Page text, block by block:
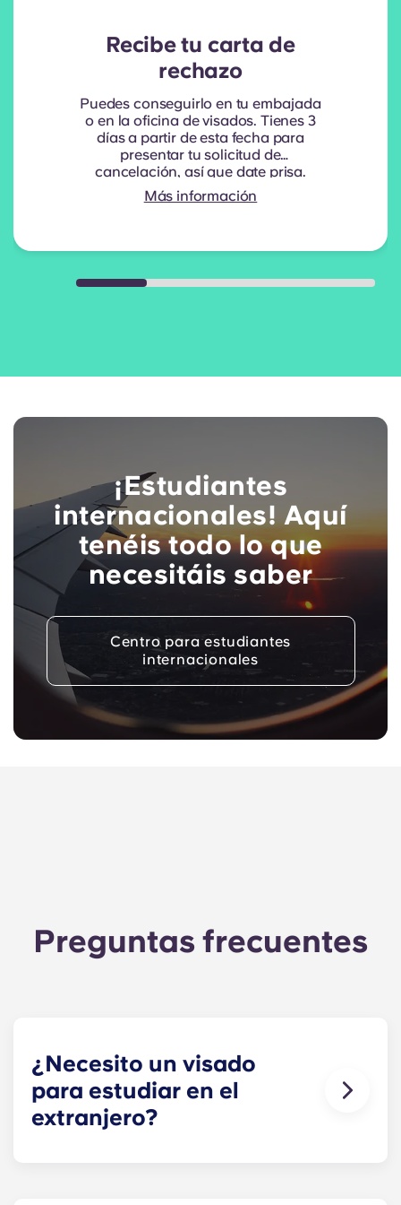
Recibe tu carta de
rechazo
Puedes conseguirlo en tu embajada
o en la oficina de visados. Tienes 3
días a partir de esta fecha para
presentar tu solicitud de
cancelación, así que date prisa.
Más información
¡Estudiantes
internacionales! Aquí
tenéis todo lo que
necesitáis saber
Centro para estudiantes
internacionales
Preguntas frecuentes
¿Necesito un visado
para estudiar en el
extranjero?